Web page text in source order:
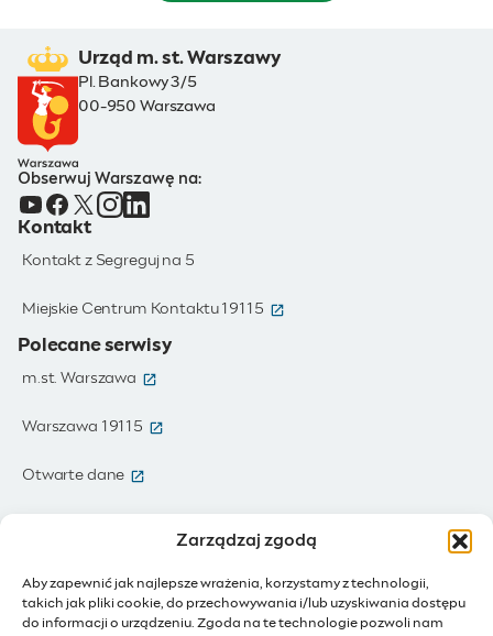
Zarządzaj zgodą
Aby zapewnić jak najlepsze wrażenia, korzystamy z technologii,
takich jak pliki cookie, do przechowywania i/lub uzyskiwania dostępu
do informacji o urządzeniu. Zgoda na te technologie pozwoli nam
Urząd m. st. Warszawy
Pl. Bankowy 3/5
00-950 Warszawa
Obserwuj Warszawę na:
Kontakt
Kontakt z Segreguj na 5
Miejskie Centrum Kontaktu 19115 (otwiera się w nowym oknie)
Polecane serwisy
m.st. Warszawa (otwiera się w nowym oknie)
Warszawa 19115 (otwiera się w nowym oknie)
Otwarte dane
IoT - Internet rzeczy (otwiera się w nowym oknie)